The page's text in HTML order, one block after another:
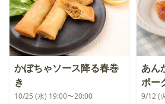
かぼちゃソース降る春巻
き
10/25 (水) 19:00〜20:00
あん
ポー
9/12 (